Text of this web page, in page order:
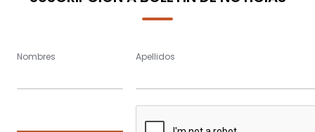
Nombres Apellidos